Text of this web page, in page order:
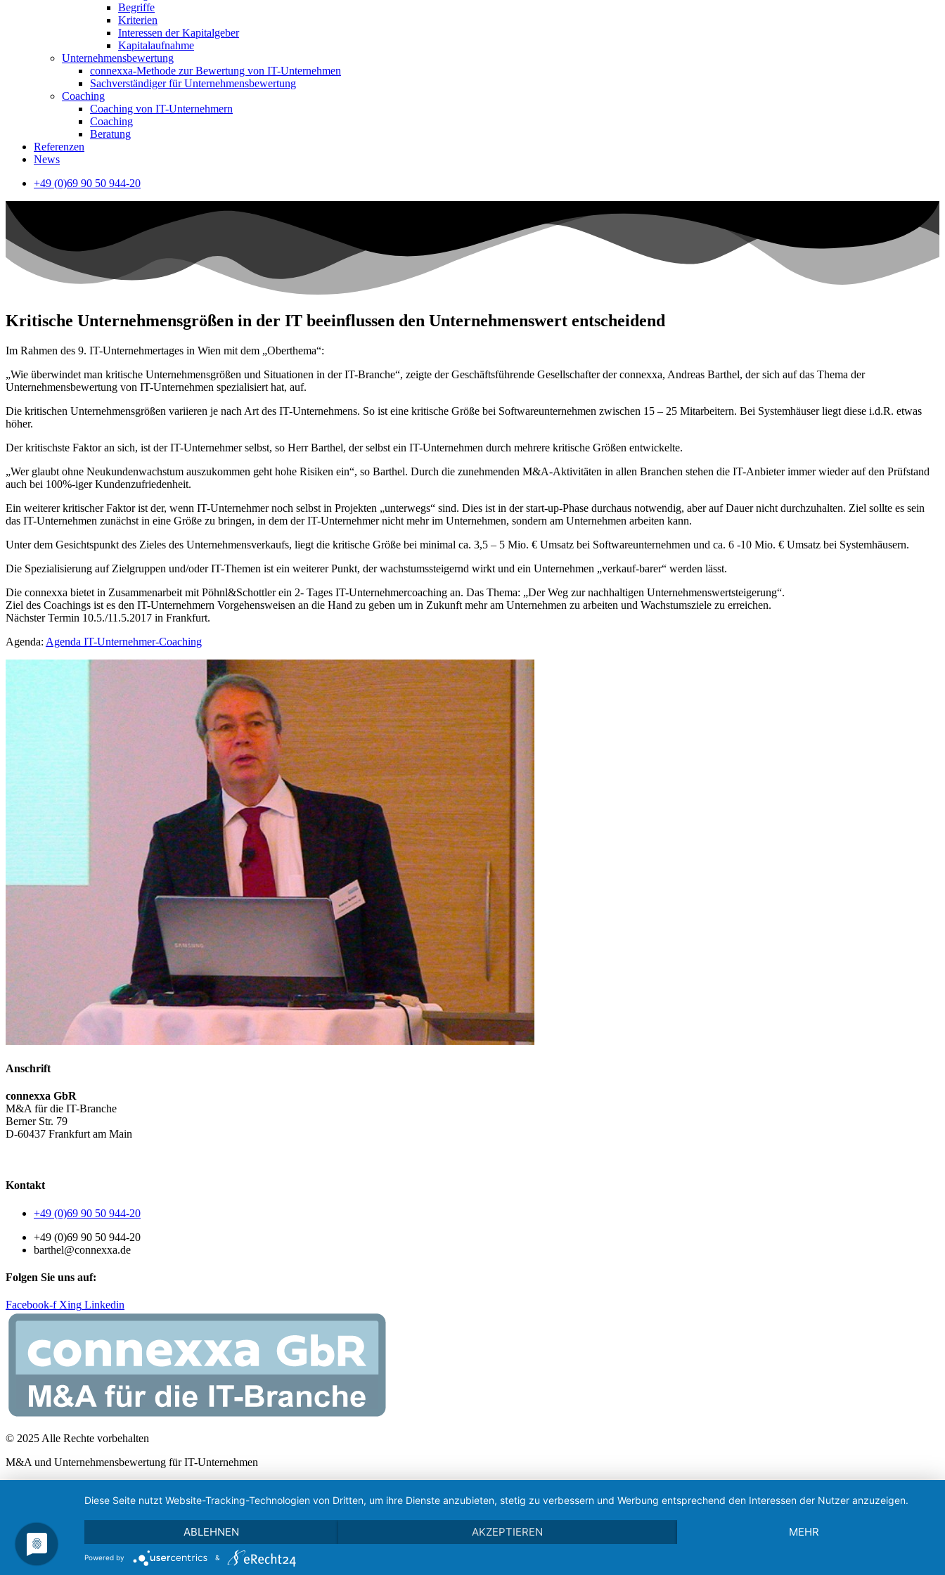
Begriffe
Kriterien
Interessen der Kapitalgeber
Kapitalaufnahme
Unternehmensbewertung
connexxa-Methode zur Bewertung von IT-Unternehmen
Sachverständiger für Unternehmensbewertung
Coaching
Coaching von IT-Unternehmern
Coaching
Beratung
Referenzen
News
+49 (0)69 90 50 944-20
Kritische Unternehmensgrößen in der IT beeinflussen den Unternehmenswert entscheidend
Im Rahmen des 9. IT-Unternehmertages in Wien mit dem „Oberthema“:
„Wie überwindet man kritische Unternehmensgrößen und Situationen in der IT-Branche“, zeigte der Geschäftsführende Gesellschafter der connexxa, Andreas Barthel, der sich auf das Thema der
Unternehmensbewertung von IT-Unternehmen spezialisiert hat, auf.
Die kritischen Unternehmensgrößen variieren je nach Art des IT-Unternehmens. So ist eine kritische Größe bei Softwareunternehmen zwischen 15 – 25 Mitarbeitern. Bei Systemhäuser liegt diese i.d.R. etwas
höher.
Der kritischste Faktor an sich, ist der IT-Unternehmer selbst, so Herr Barthel, der selbst ein IT-Unternehmen durch mehrere kritische Größen entwickelte.
„Wer glaubt ohne Neukundenwachstum auszukommen geht hohe Risiken ein“, so Barthel. Durch die zunehmenden M&A-Aktivitäten in allen Branchen stehen die IT-Anbieter immer wieder auf den Prüfstand
auch bei 100%-iger Kundenzufriedenheit.
Ein weiterer kritischer Faktor ist der, wenn IT-Unternehmer noch selbst in Projekten „unterwegs“ sind. Dies ist in der start-up-Phase durchaus notwendig, aber auf Dauer nicht durchzuhalten. Ziel sollte es sein
das IT-Unternehmen zunächst in eine Größe zu bringen, in dem der IT-Unternehmer nicht mehr im Unternehmen, sondern am Unternehmen arbeiten kann.
Unter dem Gesichtspunkt des Zieles des Unternehmensverkaufs, liegt die kritische Größe bei minimal ca. 3,5 – 5 Mio. € Umsatz bei Softwareunternehmen und ca. 6 -10 Mio. € Umsatz bei Systemhäusern.
Die Spezialisierung auf Zielgruppen und/oder IT-Themen ist ein weiterer Punkt, der wachstumssteigernd wirkt und ein Unternehmen „verkauf-barer“ werden lässt.
Die connexxa bietet in Zusammenarbeit mit Pöhnl&Schottler ein 2- Tages IT-Unternehmercoaching an. Das Thema: „Der Weg zur nachhaltigen Unternehmenswertsteigerung“.
Ziel des Coachings ist es den IT-Unternehmern Vorgehensweisen an die Hand zu geben um in Zukunft mehr am Unternehmen zu arbeiten und Wachstumsziele zu erreichen.
Nächster Termin 10.5./11.5.2017 in Frankfurt.
Agenda: Agenda IT-Unternehmer-Coaching
Anschrift
connexxa GbR
M&A für die IT-Branche
Berner Str. 79
D-60437 Frankfurt am Main
Kontakt
+49 (0)69 90 50 944-20
+49 (0)69 90 50 944-20
barthel@connexxa.de
Folgen Sie uns auf:
Facebook-f Xing Linkedin
© 2025 Alle Rechte vorbehalten
M&A und Unternehmensbewertung für IT-Unternehmen
Diese Seite nutzt Website-Tracking-Technologien von Dritten, um ihre Dienste anzubieten, stetig zu verbessern und Werbung entsprechend den Interessen der Nutzer anzuzeigen.
ABLEHNEN AKZEPTIEREN MEHR
Powered by &